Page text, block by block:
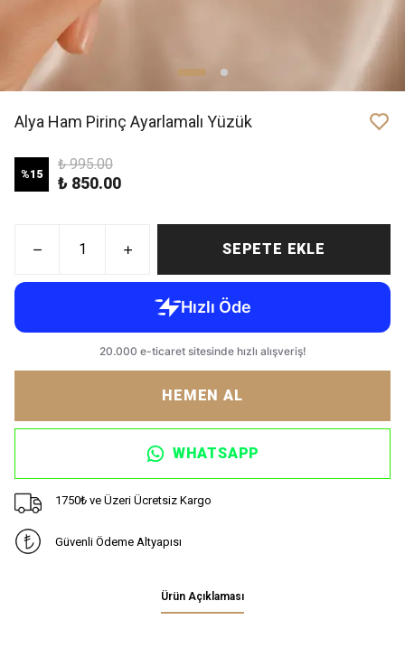
Alya Ham Pirinç Ayarlamalı Yüzük
%15
₺ 995.00
₺ 850.00
SEPETE EKLE
HEMEN AL
WHATSAPP
1750₺ ve Üzeri Ücretsiz Kargo
Güvenli Ödeme Altyapısı
Ürün Açıklaması